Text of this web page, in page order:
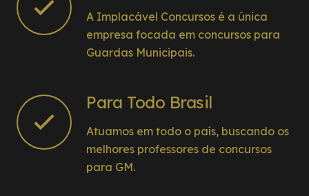
A Implacável Concursos é a única
empresa focada em concursos para
Guardas Municipais.
Para Todo Brasil
Atuamos em todo o país, buscando os
melhores professores de concursos
para GM.